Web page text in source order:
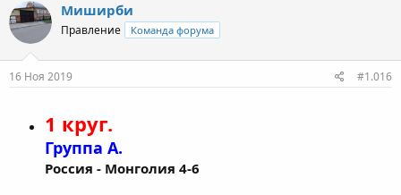
Миширби
Правление Команда форума
16 Ноя 2019 #1.016
1 круг.
Группа А.
Россия - Монголия 4-6